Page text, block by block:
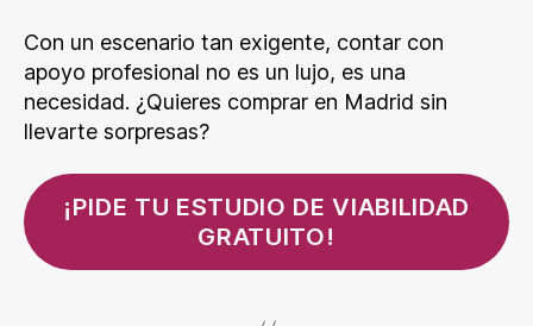
Con un escenario tan exigente, contar con
apoyo profesional no es un lujo, es una
necesidad. ¿Quieres comprar en Madrid sin
llevarte sorpresas?
¡PIDE TU ESTUDIO DE VIABILIDAD
GRATUITO!